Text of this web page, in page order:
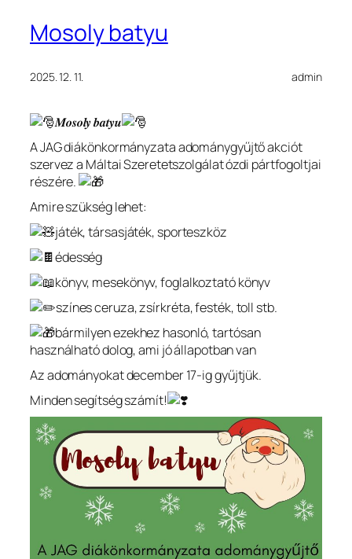
Mosoly batyu
2025. 12. 11. admin
𝑴𝒐𝒔𝒐𝒍𝒚 𝒃𝒂𝒕𝒚𝒖
A JAGdiákönkormányzata adománygyűjtő akciót
szervez a Máltai Szeretetszolgálat ózdi pártfogoltjai
részére.
Amire szükség lehet:
játék, társasjáték, sporteszköz
édesség
könyv, mesekönyv, foglalkoztató könyv
színes ceruza, zsírkréta, festék, toll stb.
bármilyen ezekhez hasonló, tartósan
használható dolog, ami jó állapotban van
Az adományokat december 17-ig gyűjtjük.
Minden segítség számít!